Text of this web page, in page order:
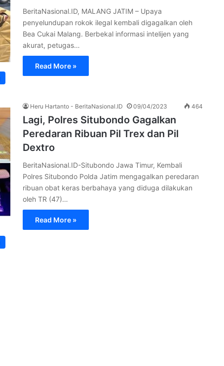
BeritaNasional.ID, MALANG JATIM – Upaya
penyelundupan rokok ilegal kembali digagalkan oleh
Bea Cukai Malang. Berbekal informasi intelijen yang
akurat, petugas…
Read More »
Heru Hartanto - BeritaNasional.ID 09/04/2023 464
Lagi, Polres Situbondo Gagalkan
Peredaran Ribuan Pil Trex dan Pil
Dextro
BeritaNasional.ID-Situbondo Jawa Timur, Kembali
Polres Situbondo Polda Jatim mengagalkan peredaran
ribuan obat keras berbahaya yang diduga dilakukan
oleh TR (47)…
Read More »